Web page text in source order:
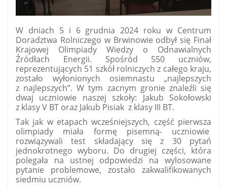
W dniach 5 i 6 grudnia 2024 roku w Centrum
Doradztwa Rolniczego w Brwinowie odbył się Finał
Krajowej Olimpiady Wiedzy o Odnawialnych
Źródłach Energii. Spośród 550 uczniów,
reprezentujących 51 szkół rolniczych z całego kraju,
zostało wyłonionych osiemnastu „najlepszych
z najlepszych”. W tym zacnym gronie znaleźli się
dwaj uczniowie naszej szkoły: Jakub Sokołowski
z klasy V BT oraz Jakub Pisiak z klasy III BT.
Tak jak w etapach wcześniejszych, część pierwsza
olimpiady miała formę pisemną- uczniowie
rozwiązywali test składający się z 30 pytań
jednokrotnego wyboru. Do drugiej części, która
polegała na ustnej odpowiedzi na wylosowane
pytanie problemowe, zostało zakwalifikowanych
siedmiu uczniów.